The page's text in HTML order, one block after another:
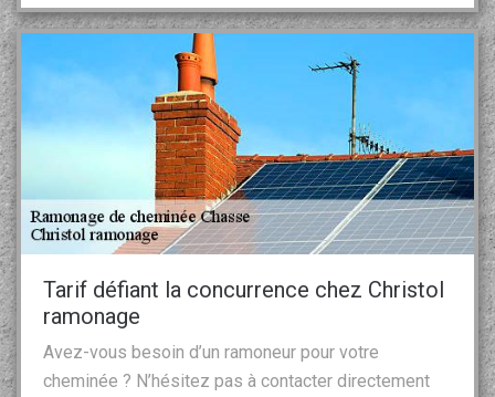
Tarif défiant la concurrence chez Christol
ramonage
Avez-vous besoin d’un ramoneur pour votre
cheminée ? N’hésitez pas à contacter directement